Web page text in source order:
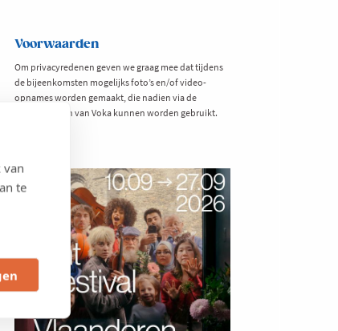
van
te
Voorwaarden
Om privacyredenen geven we graag mee dat tijdens
de bijeenkomsten mogelijks foto’s en/of video-
opnames worden gemaakt, die nadien via de
mediakanalen van Voka kunnen worden gebruikt.